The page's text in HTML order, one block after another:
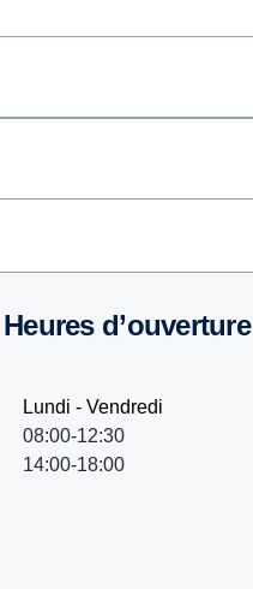
Heures d’ouverture
Lundi - Vendredi
08:00-12:30
14:00-18:00